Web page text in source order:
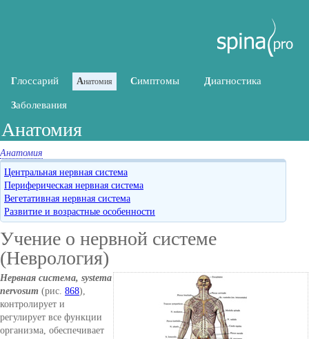
Глоссарий Анатомия Симптомы Диагностика
Заболевания
Анатомия
Анатомия
Центральная нервная система
Периферическая нервная система
Вегетативная нервная система
Развитие и возрастные особенности
Учение о нервной системе
(Неврология)
Нервная система, systema
nervosum (рис. 868),
контролирует и
регулирует все функции
организма, обеспечивает